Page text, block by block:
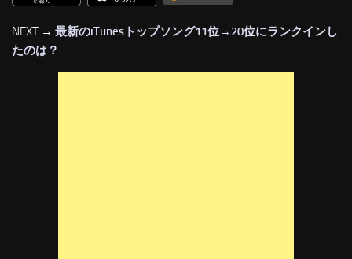
NEXT → 最新のiTunesトップソング11位→20位にランクインし
たのは？